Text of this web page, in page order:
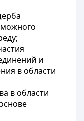
и
в области
в области